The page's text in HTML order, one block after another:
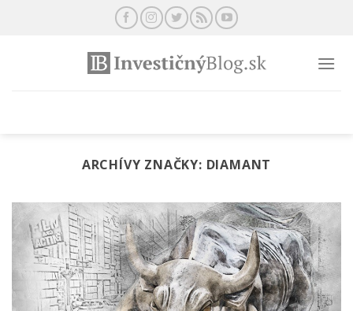
ARCHÍVY ZNAČKY: DIAMANT